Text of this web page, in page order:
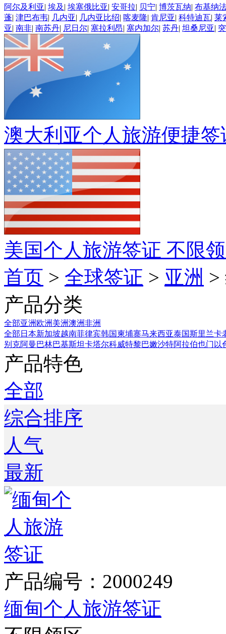
阿尔及利亚| 埃及 | 埃塞俄比亚| 安哥拉| 贝宁| 博茨瓦纳| 布基纳
蓬| 津巴布韦| 几内亚| 几内亚比绍| 喀麦隆| 肯尼亚| 科特迪瓦| 莱
亚| 南非| 南苏丹| 尼日尔| 塞拉利昂| 塞内加尔| 苏丹| 坦桑尼亚|
澳大利亚个人旅游便捷
美国个人旅游签证 不限
首页 > 全球签证 > 亚洲 >
产品分类
全部亚洲 欧洲 美洲澳洲非洲
全部 日本新加坡越南菲律宾韩国柬埔寨马来西亚泰国斯里兰卡
别克阿曼 巴林巴基斯坦卡塔尔科威特黎巴嫩沙特阿拉伯也门 以
产品特色
全部
综合排序
人气
最新
产品编号：2000249
缅甸个人旅游签证